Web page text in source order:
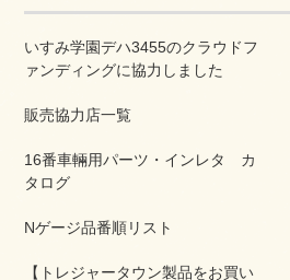
いすみ学園デハ3455のクラウドフ
ァンディングに協力しました
販売協力店一覧
16番車輛用パーツ・インレタ カ
タログ
Nゲージ品番順リスト
【トレジャータウン製品をお買い